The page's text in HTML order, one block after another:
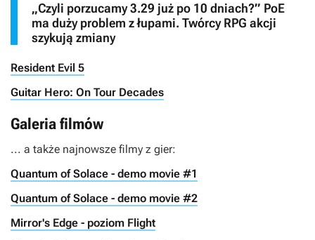
„Czyli porzucamy 3.29 już po 10 dniach?” PoE
ma duży problem z łupami. Twórcy RPG akcji
szykują zmiany
Resident Evil 5
Guitar Hero: On Tour Decades
Galeria filmów
... a także najnowsze filmy z gier:
Quantum of Solace - demo movie #1
Quantum of Solace - demo movie #2
Mirror's Edge - poziom Flight